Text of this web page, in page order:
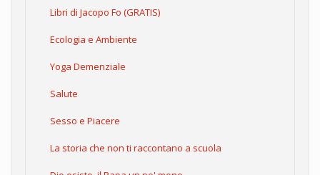
Libri di Jacopo Fo (GRATIS)
Ecologia e Ambiente
Yoga Demenziale
Salute
Sesso e Piacere
La storia che non ti raccontano a scuola